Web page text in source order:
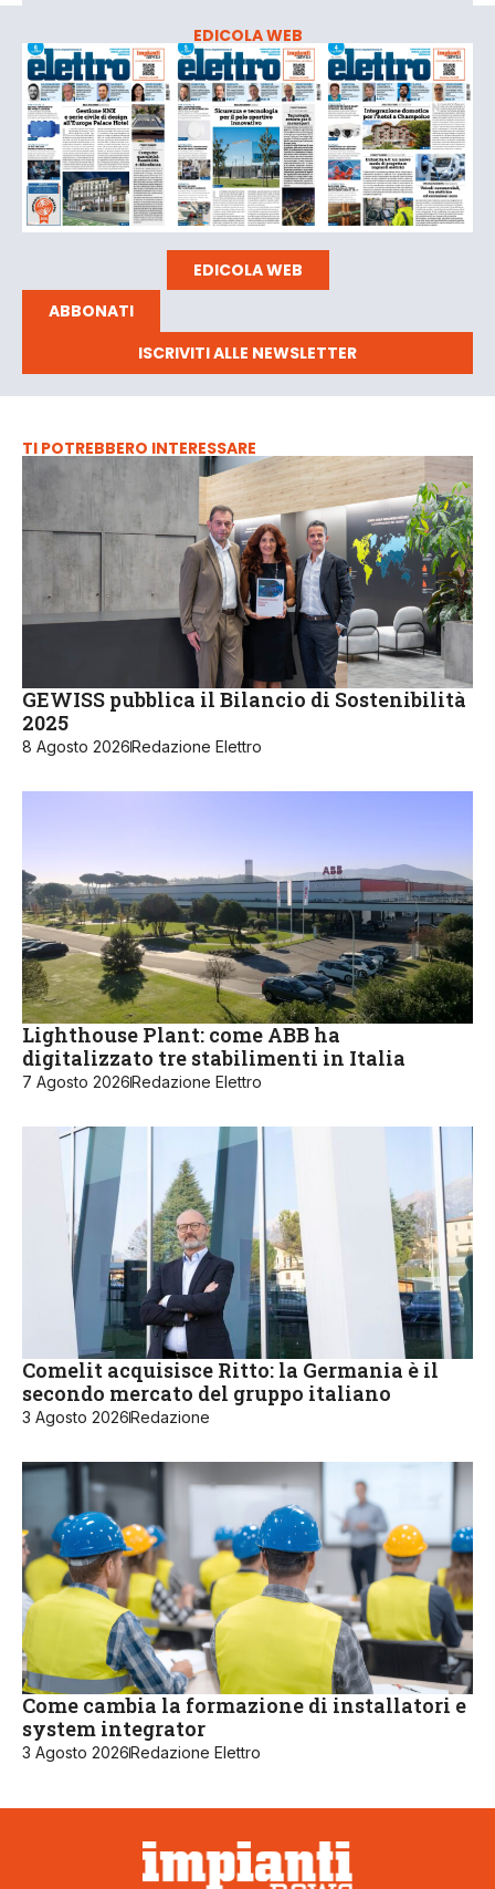
EDICOLA WEB
EDICOLA WEB
ABBONATI
ISCRIVITI ALLE NEWSLETTER
TI POTREBBERO INTERESSARE
GEWISS pubblica il Bilancio di Sostenibilità
2025
8 Agosto 2026 Redazione Elettro
Lighthouse Plant: come ABB ha
digitalizzato tre stabilimenti in Italia
7 Agosto 2026 Redazione Elettro
Comelit acquisisce Ritto: la Germania è il
secondo mercato del gruppo italiano
3 Agosto 2026 Redazione
Come cambia la formazione di installatori e
system integrator
3 Agosto 2026 Redazione Elettro